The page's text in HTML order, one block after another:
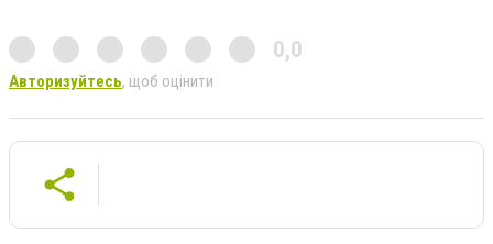
0,0
Авторизуйтесь, щоб оцінити